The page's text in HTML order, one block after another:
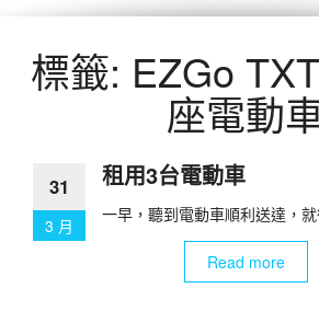
標籤: EZGo
座電動
31
3 月
租用3台電動車
一早，聽到電動車順利送達，
Read more